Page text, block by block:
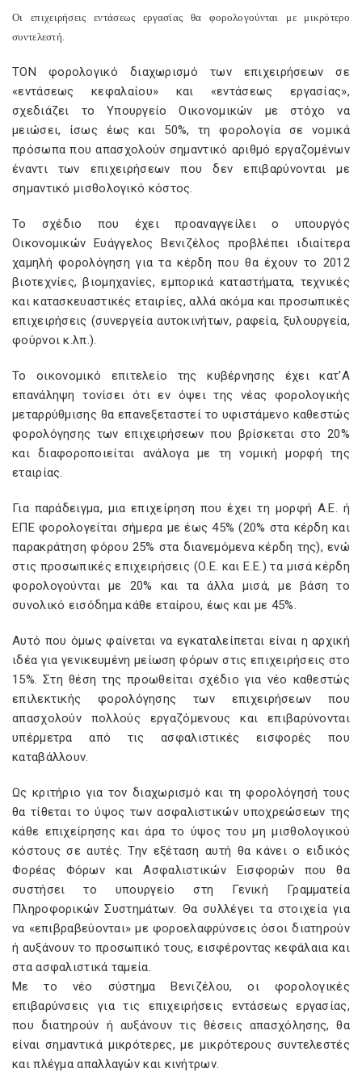
Οι επιχειρήσεις εντάσεως εργασίας θα φορολογούνται με μικρότερο
συντελεστή.
TON φορολογικό διαχωρισμό των επιχειρήσεων σε
«εντάσεως κεφαλαίου» και «εντάσεως εργασίας»,
σχεδιάζει το Yπουργείο Οικονομικών με στόχο να
μειώσει, ίσως έως και 50%, τη φορολογία σε νομικά
πρόσωπα που απασχολούν σημαντικό αριθμό εργαζομένων
έναντι των επιχειρήσεων που δεν επιβαρύνονται με
σημαντικό μισθολογικό κόστος.
Το σχέδιο που έχει προαναγγείλει ο υπουργός
Οικονομικών Ευάγγελος Βενιζέλος προβλέπει ιδιαίτερα
χαμηλή φορολόγηση για τα κέρδη που θα έχουν το 2012
βιοτεχνίες, βιομηχανίες, εμπορικά καταστήματα, τεχνικές
και κατασκευαστικές εταιρίες, αλλά ακόμα και προσωπικές
επιχειρήσεις (συνεργεία αυτοκινήτων, ραφεία, ξυλουργεία,
φούρνοι κ.λπ.).
Το οικονομικό επιτελείο της κυβέρνησης έχει κατ'Α
επανάληψη τονίσει ότι εν όψει της νέας φορολογικής
μεταρρύθμισης θα επανεξεταστεί το υφιστάμενο καθεστώς
φορολόγησης των επιχειρήσεων που βρίσκεται στο 20%
και διαφοροποιείται ανάλογα με τη νομική μορφή της
εταιρίας.
Για παράδειγμα, μια επιχείρηση που έχει τη μορφή Α.Ε. ή
ΕΠΕ φορολογείται σήμερα με έως 45% (20% στα κέρδη και
παρακράτηση φόρου 25% στα διανεμόμενα κέρδη της), ενώ
στις προσωπικές επιχειρήσεις (Ο.Ε. και Ε.Ε.) τα μισά κέρδη
φορολογούνται με 20% και τα άλλα μισά, με βάση το
συνολικό εισόδημα κάθε εταίρου, έως και με 45%.
Αυτό που όμως φαίνεται να εγκαταλείπεται είναι η αρχική
ιδέα για γενικευμένη μείωση φόρων στις επιχειρήσεις στο
15%. Στη θέση της προωθείται σχέδιο για νέο καθεστώς
επιλεκτικής φορολόγησης των επιχειρήσεων που
απασχολούν πολλούς εργαζόμενους και επιβαρύνονται
υπέρμετρα από τις ασφαλιστικές εισφορές που
καταβάλλουν.
Ως κριτήριο για τον διαχωρισμό και τη φορολόγησή τους
θα τίθεται το ύψος των ασφαλιστικών υποχρεώσεων της
κάθε επιχείρησης και άρα το ύψος του μη μισθολογικού
κόστους σε αυτές. Την εξέταση αυτή θα κάνει ο ειδικός
Φορέας Φόρων και Ασφαλιστικών Εισφορών που θα
συστήσει το υπουργείο στη Γενική Γραμματεία
Πληροφορικών Συστημάτων. Θα συλλέγει τα στοιχεία για
να «επιβραβεύονται» με φοροελαφρύνσεις όσοι διατηρούν
ή αυξάνουν το προσωπικό τους, εισφέροντας κεφάλαια και
στα ασφαλιστικά ταμεία.
Με το νέο σύστημα Βενιζέλου, οι φορολογικές
επιβαρύνσεις για τις επιχειρήσεις εντάσεως εργασίας,
που διατηρούν ή αυξάνουν τις θέσεις απασχόλησης, θα
είναι σημαντικά μικρότερες, με μικρότερους συντελεστές
και πλέγμα απαλλαγών και κινήτρων.